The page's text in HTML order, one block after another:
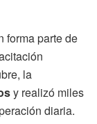
forma parte de
la
y realizó miles
diaria.